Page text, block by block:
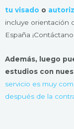
tu visado o
incluye orientación
España
Además, luego
estudios con
servicio es muy
después de la